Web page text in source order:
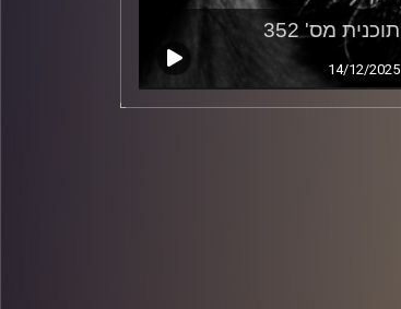
תוכנית מס' 352
14/12/2025